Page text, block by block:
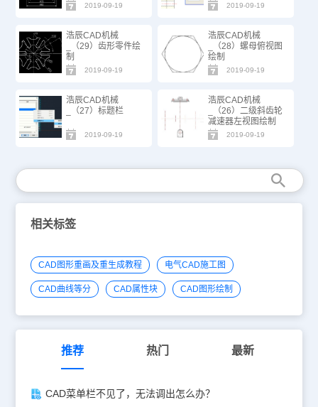
2019-09-19 2019-09-19
浩辰CAD机械
_（29）齿形零件绘
制
2019-09-19
浩辰CAD机械
_（28）螺母俯视图
绘制
2019-09-19
浩辰CAD机械
_（27）标题栏
2019-09-19
浩辰CAD机械
_（26）二级斜齿轮
减速器左视图绘制
2019-09-19
相关标签
CAD图形重画及重生成教程 电气CAD施工图
CAD曲线等分 CAD属性块 CAD图形绘制
推荐 热门 最新
CAD菜单栏不见了，无法调出怎么办？